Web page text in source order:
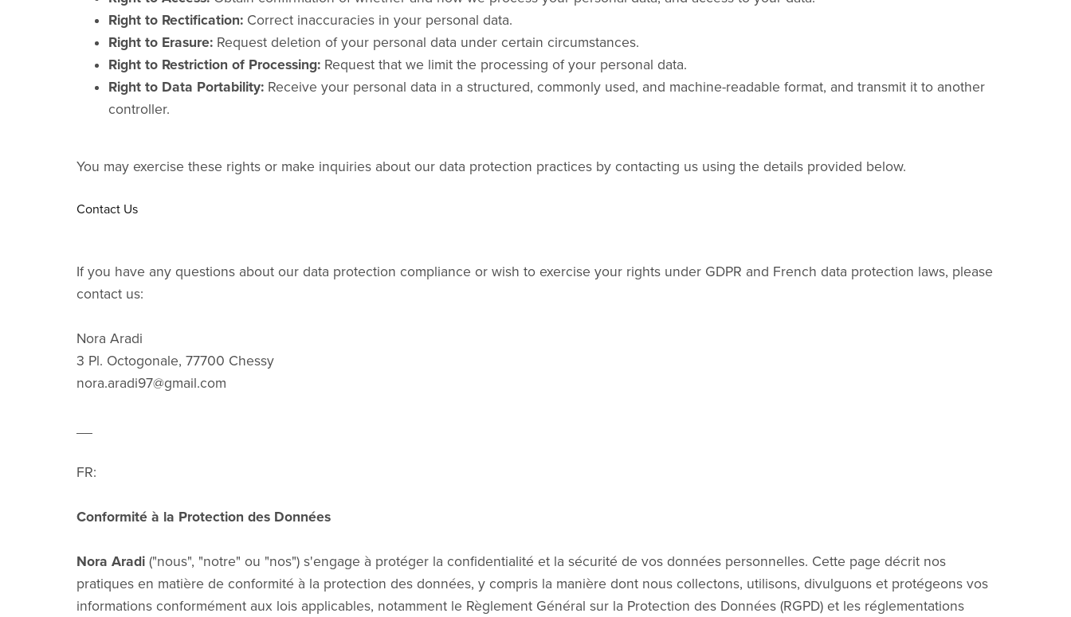
Right to Rectification:Correct inaccuracies in your personal data.
Right to Erasure:Request deletion of your personal data under certain circumstances.
Right to Restriction of Processing:Request that we limit the processing of your personal data.
Right to Data Portability:Receive your personal data in a structured, commonly used, and machine-readable format, and transmit it to another
controller.
You may exercise these rights or make inquiries about our data protection practices by contacting us using the details provided below.
Contact Us
If you have any questions about our data protection compliance or wish to exercise your rights under GDPR and French data protection laws, please
contact us:
Nora Aradi
3 Pl. Octogonale, 77700 Chessy
nora.aradi97@gmail.com
FR:
Conformité à la Protection des Données
Nora Aradi("nous", "notre" ou "nos") s'engage à protéger la confidentialité et la sécurité de vos données personnelles. Cette page décrit nos
pratiques en matière de conformité à la protection des données, y compris la manière dont nous collectons, utilisons, divulguons et protégeons vos
informations conformément aux lois applicables, notamment le Règlement Général sur la Protection des Données (RGPD) et les réglementations